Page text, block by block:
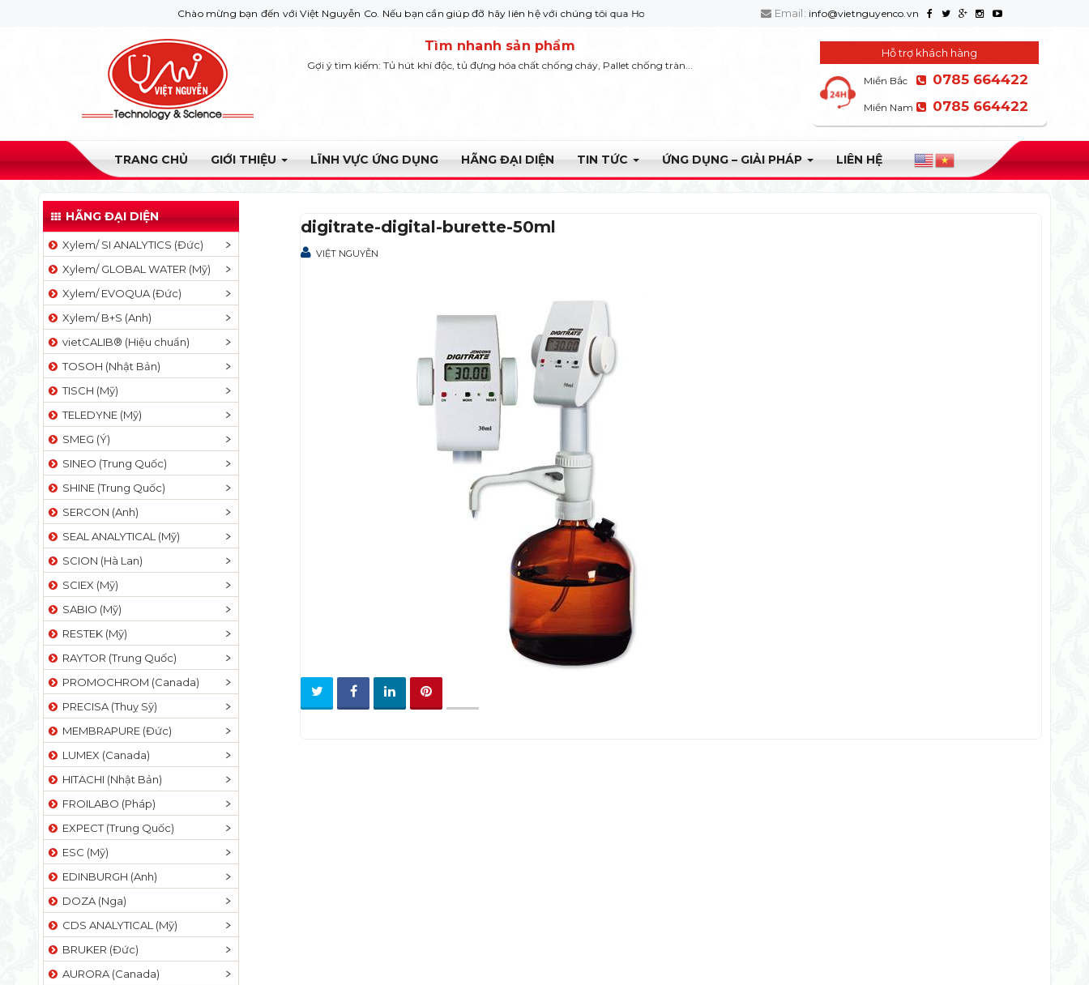
Chào mừng bạn đến với Việt Nguyễn Co. Nếu bạn cần giúp đỡ hãy liên hệ với chúng tôi qua Hotline: 0932 664422 Email: info@vietnguyenco.vn
Tìm nhanh sản phẩm
Gợi ý tìm kiếm: Tủ hút khí độc, tủ đựng hóa chất chống cháy, Pallet chống tràn...
Hỗ trợ khách hàng
Miền Bắc 0785 664422
Miền Nam 0785 664422
TRANG CHỦ GIỚI THIỆU LĨNH VỰC ỨNG DỤNG HÃNG ĐẠI DIỆN TIN TỨC ỨNG DỤNG – GIẢI PHÁP LIÊN HỆ
digitrate-digital-burette-50ml
VIỆT NGUYỄN
HÃNG ĐẠI DIỆN
Xylem/ SI ANALYTICS (Đức)
Xylem/ GLOBAL WATER (Mỹ)
Xylem/ EVOQUA (Đức)
Xylem/ B+S (Anh)
vietCALIB® (Hiệu chuẩn)
TOSOH (Nhật Bản)
TISCH (Mỹ)
TELEDYNE (Mỹ)
SMEG (Ý)
SINEO (Trung Quốc)
SHINE (Trung Quốc)
SERCON (Anh)
SEAL ANALYTICAL (Mỹ)
SCION (Hà Lan)
SCIEX (Mỹ)
SABIO (Mỹ)
RESTEK (Mỹ)
RAYTOR (Trung Quốc)
PROMOCHROM (Canada)
PRECISA (Thuỵ Sỹ)
MEMBRAPURE (Đức)
LUMEX (Canada)
HITACHI (Nhật Bản)
FROILABO (Pháp)
EXPECT (Trung Quốc)
ESC (Mỹ)
EDINBURGH (Anh)
DOZA (Nga)
CDS ANALYTICAL (Mỹ)
BRUKER (Đức)
AURORA (Canada)